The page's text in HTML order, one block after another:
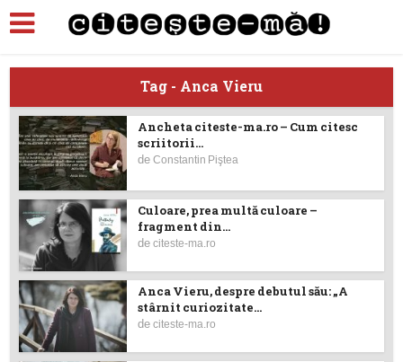
Tag - Anca Vieru
Ancheta citeste-ma.ro – Cum citesc
scriitorii...
deConstantin Piştea
Culoare, prea multă culoare –
fragment din...
deciteste-ma.ro
Anca Vieru, despre debutul său: „A
stârnit curiozitate...
deciteste-ma.ro